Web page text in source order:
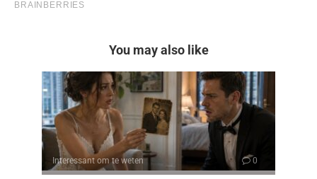
You may also like
Interessant om te weten 0